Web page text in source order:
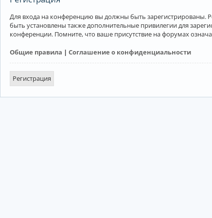
Для входа на конференцию вы должны быть зарегистрированы.
быть установлены также дополнительные привилегии для
конференции. Помните, что ваше присутствие на форумах
Общие правила | Соглашение о конфиденциальности
Регистрация